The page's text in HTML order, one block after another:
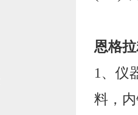
恩格
1、仪
料，